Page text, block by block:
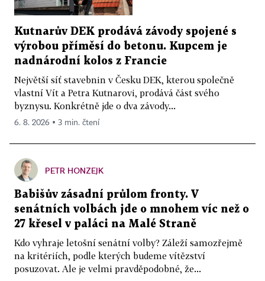
Kutnarův DEK prodává závody spojené s
výrobou příměsí do betonu. Kupcem je
nadnárodní kolos z Francie
Největší síť stavebnin v Česku DEK, kterou společně
vlastní Vít a Petra Kutnarovi, prodává část svého
byznysu. Konkrétně jde o dva závody...
6. 8. 2026 ▪ 3 min. čtení
PETR HONZEJK
Babišův zásadní průlom fronty. V
senátních volbách jde o mnohem víc než o
27 křesel v paláci na Malé Straně
Kdo vyhraje letošní senátní volby? Záleží samozřejmě
na kritériích, podle kterých budeme vítězství
posuzovat. Ale je velmi pravděpodobné, že...